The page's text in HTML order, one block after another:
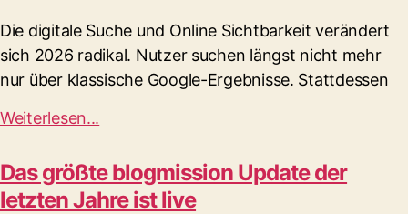
Die digitale Suche und Online Sichtbarkeit verändert
sich 2026 radikal. Nutzer suchen längst nicht mehr
nur über klassische Google-Ergebnisse. Stattdessen
Weiterlesen...
Das größte blogmission Update der
letzten Jahre ist live